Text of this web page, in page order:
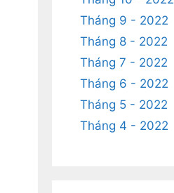
Tháng 9 - 2022
Tháng 8 - 2022
Tháng 7 - 2022
Tháng 6 - 2022
Tháng 5 - 2022
Tháng 4 - 2022